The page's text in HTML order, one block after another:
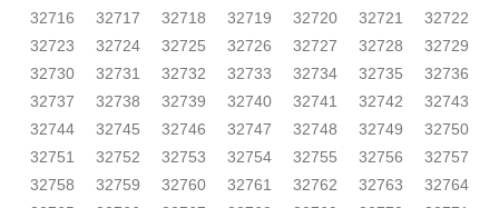
32716
32717 32718 32719 32720 32721
32722
32723
32724 32725 32726 32727 32728
32729
32730
32731 32732 32733 32734 32735
32736
32737
32738 32739 32740 32741 32742
32743
32744
32745 32746 32747 32748 32749
32750
32751
32752 32753 32754 32755 32756
32757
32758
32759 32760 32761 32762 32763
32764